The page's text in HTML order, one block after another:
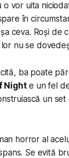
vor uita
în
ceva. Roși de
nu se
ba poate
Nighte un fel
un
horror al
Se evită